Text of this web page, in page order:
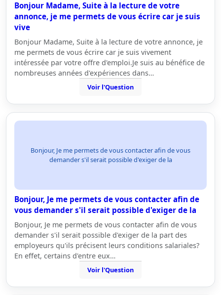
Bonjour Madame, Suite à la lecture de votre
annonce, je me permets de vous écrire car je suis
vive
Bonjour Madame, Suite à la lecture de votre annonce, je
me permets de vous écrire car je suis vivement
intéressée par votre offre d'emploi.Je suis au bénéfice de
nombreuses années d'expériences dans…
Voir l'Question
Bonjour, Je me permets de vous contacter afin de vous
demander s'il serait possible d'exiger de la
Bonjour, Je me permets de vous contacter afin de
vous demander s'il serait possible d'exiger de la
Bonjour, Je me permets de vous contacter afin de vous
demander s'il serait possible d'exiger de la part des
employeurs qu'ils précisent leurs conditions salariales?
En effet, certains d'entre eux…
Voir l'Question